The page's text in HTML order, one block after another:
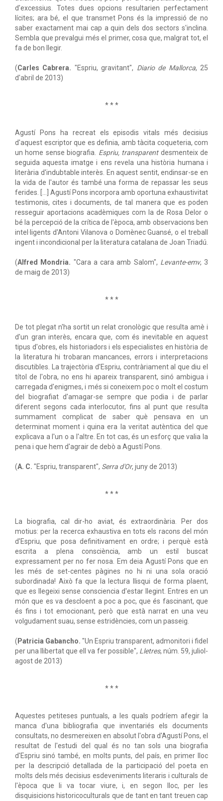
d'excessius. Totes dues opcions resultarien perfectament
lícites; ara bé, el que transmet Pons és la impressió de no
saber exactament mai cap a quin dels dos sectors s'inclina.
Sembla que prevalgui més el primer, cosa que, malgrat tot, el
fa de bon llegir.
(Carles Cabrera. "Espriu, gravitant", Diario de Mallorca, 25
d'abril de 2013)
* * *
Agustí Pons ha recreat els episodis vitals més decisius
d'aquest escriptor que es definia, amb tàcita coqueteria, com
un home sense biografia. Espriu, transparentdesmenteix de
seguida aquesta imatge i ens revela una història humana i
literària d'indubtable interès. En aquest sentit, endinsar-se en
la vida de l'autor és també una forma de repassar les seus
ferides. […] Agustí Pons incorpora amb oportuna exhaustivitat
testimonis, cites i documents, de tal manera que es poden
resseguir aportacions acadèmiques com la de Rosa Delor o
bé la percepció de la crítica de l'època, amb observacions ben
intel·ligents d'Antoni Vilanova o Domènec Guansé, o el treball
ingent i incondicional per la literatura catalana de Joan Triadú.
(Alfred Mondria. "Cara a cara amb Salom", Levante-emv, 3
de maig de 2013)
* * *
De tot plegat n'ha sortit un relat cronològic que resulta amè i
d'un gran interès, encara que, com és inevitable en aquest
tipus d'obres, els historiadors i els especialistes en història de
la literatura hi trobaran mancances, errors i interpretacions
discutibles. La trajectòria d'Espriu, contràriament al que diu el
títol de l'obra, no ens hi apareix transparent, sinó ambigua i
carregada d'enigmes, i més si coneixem poc o molt el costum
del biografiat d'amagar-se sempre que podia i de parlar
diferent segons cada interlocutor, fins al punt que resulta
summament complicat de saber què pensava en un
determinat moment i quina era la veritat autèntica del que
explicava a l'un o a l'altre. En tot cas, és un esforç que valia la
pena i que hem d'agrair de debò a Agustí Pons.
(A. C. "Espriu, transparent", Serra d'Or, juny de 2013)
* * *
La biografia, cal dir-ho aviat, és extraordinària. Per dos
motius: per la recerca exhaustiva en tots els racons del món
d'Espriu, que posa definitivament en ordre; i perquè està
escrita a plena consciència, amb un estil buscat
expressament per no fer nosa. Em deia Agustí Pons que en
les més de set-centes pàgines no hi ni una sola oració
subordinada! Això fa que la lectura llisqui de forma plaent,
que es llegeixi sense consciencia d'estar llegint. Entres en un
món que es va descloent a poc a poc, que és fascinant, que
és fins i tot emocionant, però que està narrat en una veu
volgudament suau, sense estridències, com un passeig.
( Patricia Gabancho. "Un Espriu transparent, admonitori i fidel
per una llibertat que ell va fer possible", Lletres, núm. 59, juliol-
agost de 2013)
* * *
Aquestes petiteses puntuals, a les quals podríem afegir la
manca d'una bibliografia que inventariés els documents
consultats, no desmereixen en absolut l'obra d'Agustí Pons, el
resultat de l'estudi del qual és no tan sols una biografia
d'Espriu sinó també, en molts punts, del país, en primer lloc
per la descripció detallada de la participació del poeta en
molts dels més decisius esdeveniments literaris i culturals de
l'època que li va tocar viure, i, en segon lloc, per les
disquisicions historicoculturals que de tant en tant treuen cap